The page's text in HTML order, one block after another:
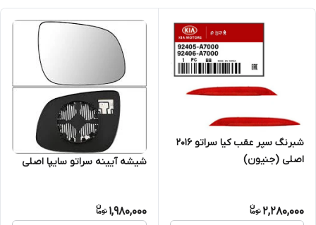
شبرنگ سپر عقب کیا سراتو ۲۰۱۶
اصلی (جنیون)
2,280,000
شیشه آیینه سراتو سایپا اصلی
1,980,000